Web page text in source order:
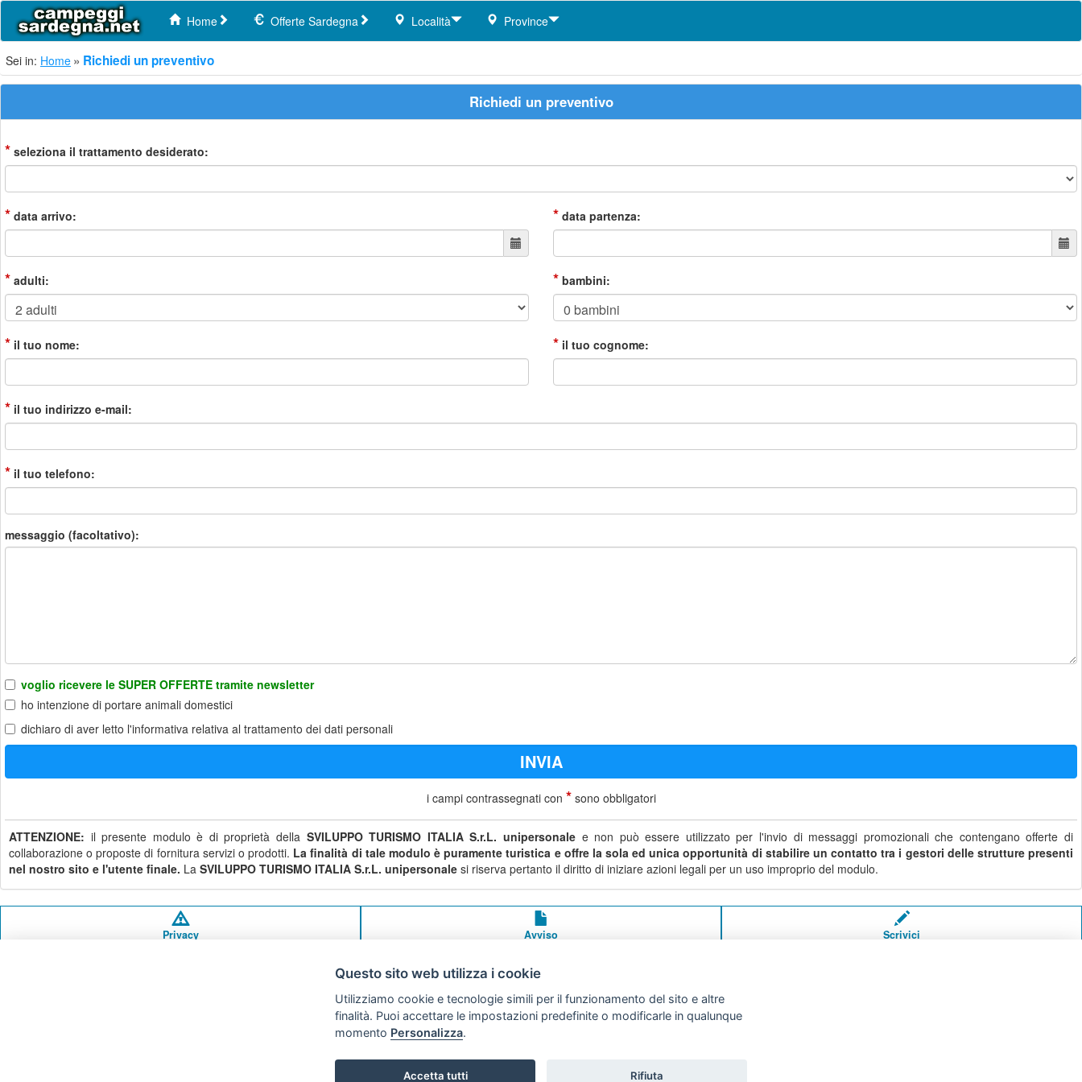
Home Offerte Sardegna Località Province
Sei in: Home Richiedi un preventivo
Richiedi un preventivo
* seleziona il trattamento desiderato:
* data arrivo: * data partenza:
* adulti: * bambini:
* il tuo nome: * il tuo cognome:
* il tuo indirizzo e-mail:
* il tuo telefono:
messaggio (facoltativo):
voglio ricevere le SUPER OFFERTE tramite newsletter
ho intenzione di portare animali domestici
dichiaro di aver letto l'informativa relativa al trattamento dei dati personali
i campi contrassegnati con *sono obbligatori
ATTENZIONE: il presente modulo è di proprietà della SVILUPPO TURISMO ITALIA S.r.L. unipersonalee non può essere utilizzato per l'invio di messaggi promozionali che contengano offerte di
collaborazione o proposte di fornitura servizi o prodotti. La finalità di tale modulo è puramente turistica e offre la sola ed unica opportunità di stabilire un contatto tra i gestori delle strutture presenti
nel nostro sito e l'utente finale. La SVILUPPO TURISMO ITALIA S.r.L. unipersonale si riserva pertanto il diritto di iniziare azioni legali per un uso improprio del modulo.
Privacy
Avviso
Scrivici
Preferenze cookie
P.IVA: 01665350433 - R.E.A. FM-195884 Via A. Costa, 2
63822 Porto San Giorgio (FM)
Questo sito web utilizza i cookie
Utilizziamo cookie e tecnologie simili per il funzionamento del sito e altre
finalità. Puoi accettare le impostazioni predefinite o modificarle in qualunque
momento Personalizza.
Accetta tutti Rifiuta